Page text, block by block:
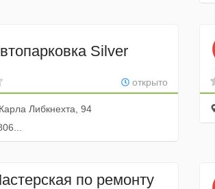
Silver
открыто
Либкнехта, 94
по ремонту